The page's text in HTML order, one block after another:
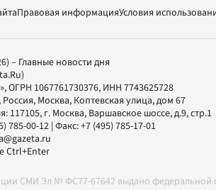
Правовая информацияУсловия
– Главные новости дня
, ОГРН 1067761730376, ИНН 7743625728
Москва, Коптевская улица, дом 67
117105, г. Москва, Варшавское шоссе, д.9, стр.1
785-00-12| Факс:+7 (495) 785-17-01
Ctrl+Enter
СМИ Эл № ФС77-67642 выдано